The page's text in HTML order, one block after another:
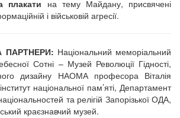
плакати на тему Майдану, присвячені
і військовій агресії.
ПАРТНЕРИ: Національний меморіальний
Сотні – Музей Революції Гідності,
дизайну НАОМА професора Віталія
національної пам’яті, Департамент
та релігій Запорізької ОДА,
краєзнавчий музей.